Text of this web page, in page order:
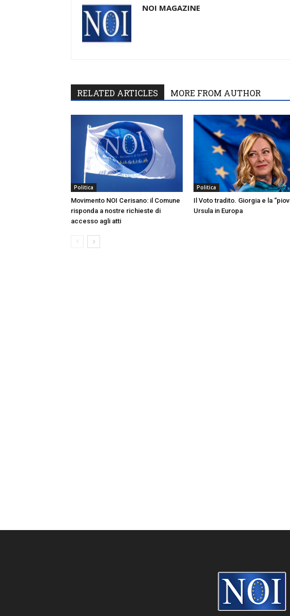
NOI MAGAZINE
RELATED ARTICLES MORE FROM AUTHOR
Politica
Movimento NOI Cerisano: il Comune
risponda a nostre richieste di
accesso agli atti
Politica
Il Voto tradito. Giorgia e la
Ursula in Europa